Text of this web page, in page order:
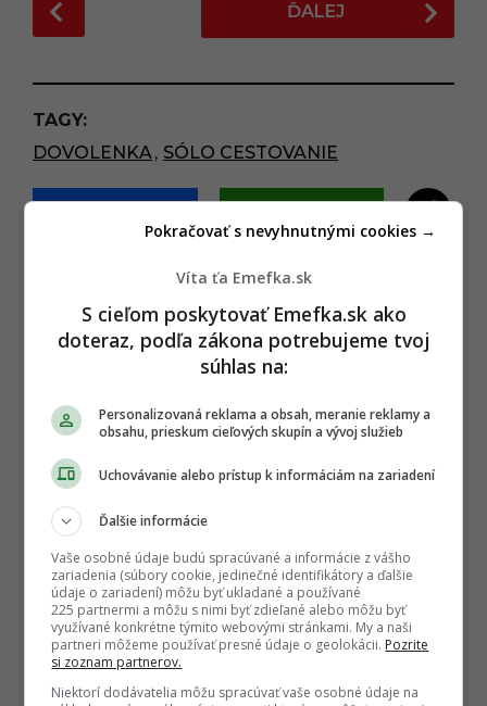
o
t
P
a
g
i
ĎALEJ
TAGY:
DOVOLENKA, SÓLO CESTOVANIE
Sledujte nás na Google Správy
Nenechajte si ujsť žiadne dôležité novinky.
☆Sledovať
Po otvorení kliknite na hviezdičku ★Sledovať
Víta ťa Emefka.sk
S cieľom poskytovať Emefka.sk ako
doteraz, podľa zákona potrebujeme tvoj
súhlas na:
Personalizovaná reklama a obsah, meranie reklamy a
obsahu, prieskum cieľových skupín a vývoj služieb
Uchovávanie alebo prístup k informáciám na zariadení
Ďalšie informácie
Vaše osobné údaje budú spracúvané a informácie z vášho
zariadenia (súbory cookie, jedinečné identifikátory a ďalšie
údaje o zariadení) môžu byť ukladané a používané
225 partnermi a môžu s nimi byť zdieľané alebo môžu byť
využívané konkrétne týmito webovými stránkami. My a naši
partneri môžeme používať presné údaje o geolokácii. Pozrite
si zoznam partnerov.
Niektorí dodávatelia môžu spracúvať vaše osobné údaje na
Pokračovať s nevyhnutnými cookies →